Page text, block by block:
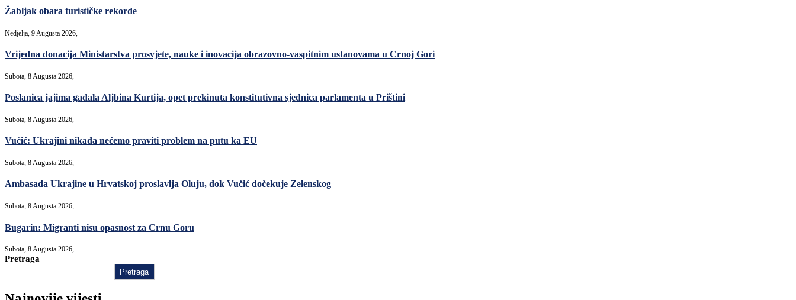
Žabljak obara turističke rekorde
Nedjelja, 9 Augusta 2026,
Vrijedna donacija Ministarstva prosvjete, nauke i inovacija obrazovno-vaspitnim ustanovama u Crnoj Gori
Subota, 8 Augusta 2026,
Poslanica jajima gađala Aljbina Kurtija, opet prekinuta konstitutivna sjednica parlamenta u Prištini
Subota, 8 Augusta 2026,
Vučić: Ukrajini nikada nećemo praviti problem na putu ka EU
Subota, 8 Augusta 2026,
Ambasada Ukrajine u Hrvatskoj proslavlja Oluju, dok Vučić dočekuje Zelenskog
Subota, 8 Augusta 2026,
Bugarin: Migranti nisu opasnost za Crnu Goru
Subota, 8 Augusta 2026,
Pretraga
Pretraga